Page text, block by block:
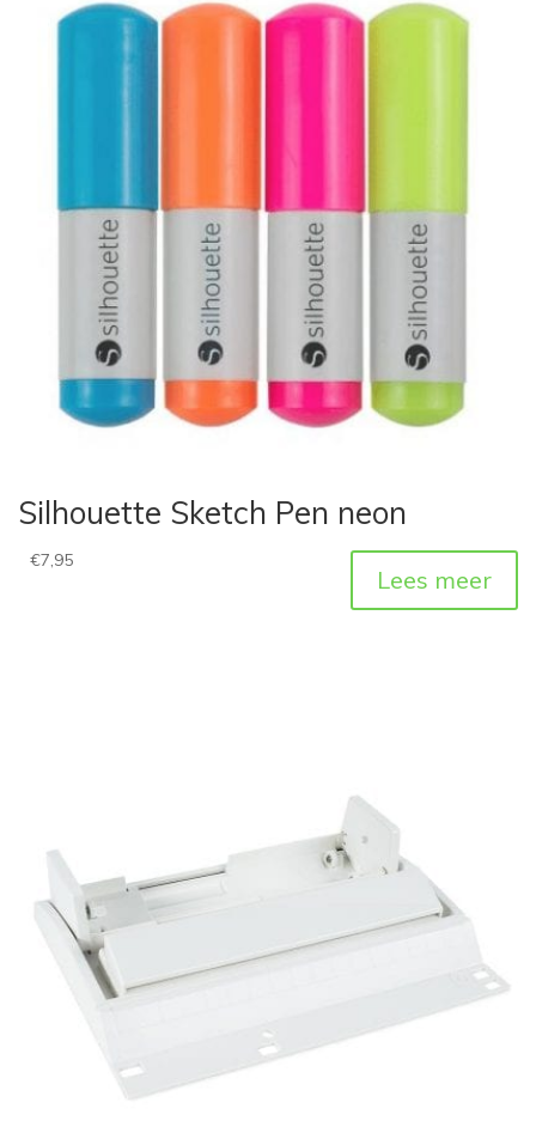
Silhouette Sketch Pen neon
€7,95
Lees meer